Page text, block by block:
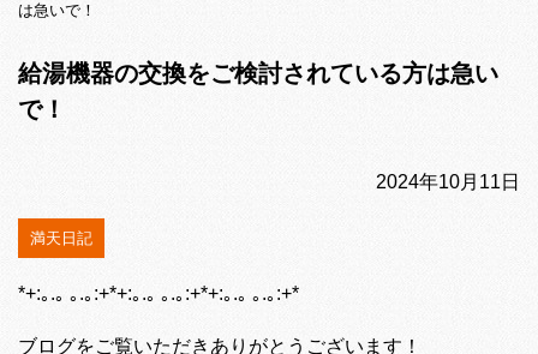
は急いで！
給湯機器の交換をご検討されている方は急い
で！
2024年10月11日
満天日記
*+:｡.｡ ｡.｡:+*+:｡.｡ ｡.｡:+*+:｡.｡ ｡.｡:+*
ブログをご覧いただきありがとうございます！